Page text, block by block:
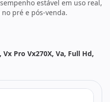
Periféricos
estável em uso real,
pré e pós-venda.
Pro Vx270X, Va, Full Hd,